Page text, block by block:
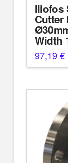
Iliofos
Cutter
Width
97,19€